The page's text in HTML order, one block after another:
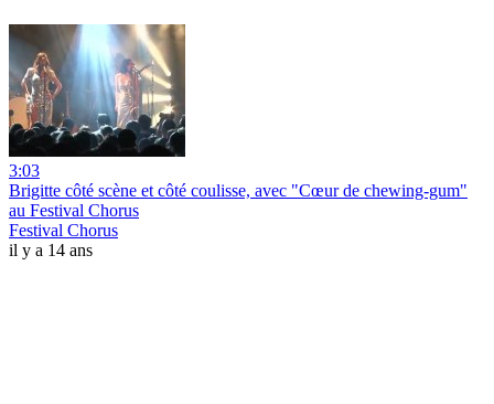
3:03
Brigitte côté scène et côté coulisse, avec "Cœur de chewing-gum"
au Festival Chorus
Festival Chorus
il y a 14 ans